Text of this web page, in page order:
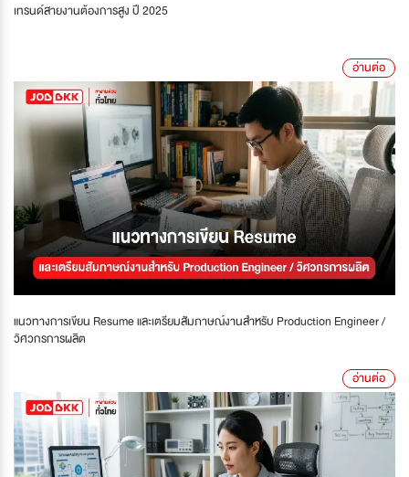
เทรนด์สายงานต้องการสูง ปี 2025
อ่านต่อ
แนวทางการเขียน Resume และเตรียมสัมภาษณ์งานสำหรับ Production Engineer /
วิศวกรการผลิต
อ่านต่อ